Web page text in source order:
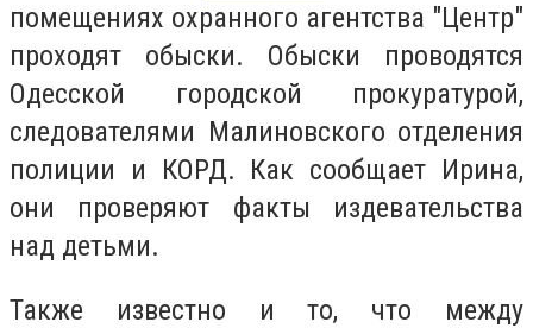
помещениях охранного агентства "Центр"
проходят обыски. Обыски проводятся
Одесской городской прокуратурой,
следователями Малиновского отделения
полиции и КОРД. Как сообщает Ирина,
они проверяют факты издевательства
над детьми.
Также известно и то, что между